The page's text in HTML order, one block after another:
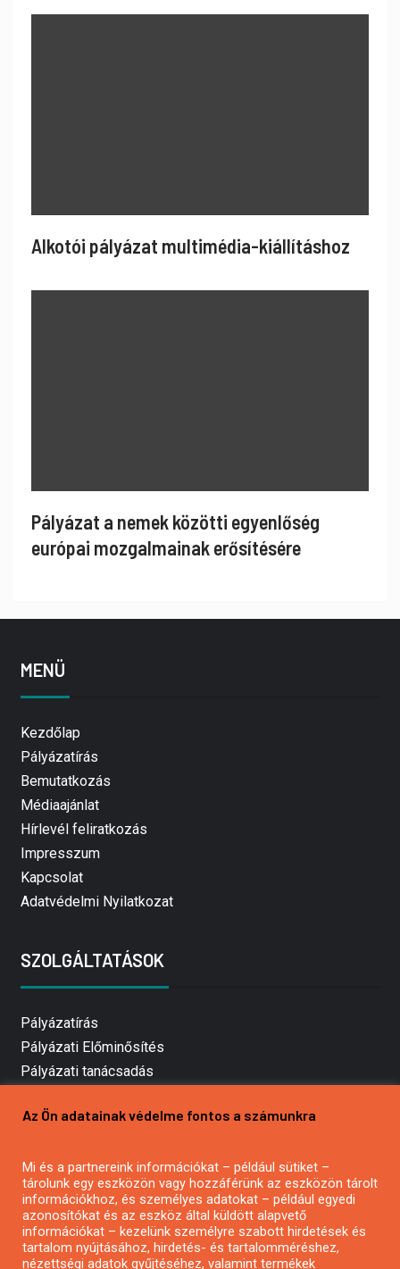
Alkotói pályázat multimédia-kiállításhoz
Pályázat a nemek közötti egyenlőség
európai mozgalmainak erősítésére
MENÜ
Kezdőlap
Pályázatírás
Bemutatkozás
Médiaajánlat
Hírlevél feliratkozás
Impresszum
Kapcsolat
Adatvédelmi Nyilatkozat
SZOLGÁLTATÁSOK
Pályázatírás
Pályázati Előminősítés
Pályázati tanácsadás
Mezőgazdasági pályázatírás
Pályázatírás civil szervezeteknek
Pályázatírás önkormányzatoknak
Pályázatfigyelés
Specifikus pályázatfigyelés vagy hírlevél
Az Ön adatainak védelme fontos a számunkra
Mi és a partnereink információkat – például sütiket –
tárolunk egy eszközön vagy hozzáférünk az eszközön tárolt
információkhoz, és személyes adatokat – például egyedi
azonosítókat és az eszköz által küldött alapvető
információkat – kezelünk személyre szabott hirdetések és
tartalom nyújtásához, hirdetés- és tartalomméréshez,
nézettségi adatok gyűjtéséhez, valamint termékek